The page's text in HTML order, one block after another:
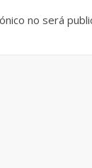
no será